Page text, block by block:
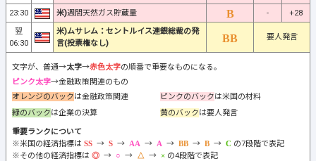
23:30 米)週間天然ガス貯蔵量 -
+28
翌
06:30
米)ムサレム：セントルイス連銀総裁の発
言(投票権なし)
要人発言
文字が、普通→太字→赤色太字の順番で重要なものになる。
ピンク太字→金融政策関連のもの
オレンジのバックは金融政策関連 ピンクのバックは米国の材料
緑のバックは企業の決算 黄のバックは要人発言
重要ランクについて
※米国の経済指標は
→ → → → → →
の7段階で表記
※その他の経済指標は
→ → →
の4段階で表記